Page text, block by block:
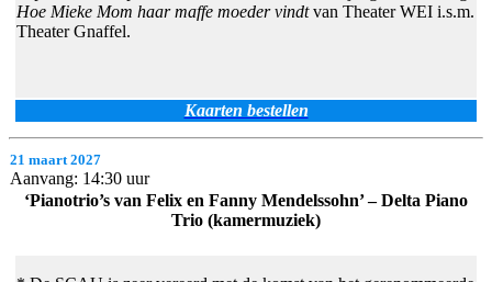
Hoe Mieke Mom haar maffe moeder vindtvan Theater WEI i.s.m.
Theater Gnaffel.
Kaarten bestellen
21 maart 2027
Aanvang: 14:30 uur
‘Pianotrio’s van Felix en Fanny Mendelssohn’ – Delta Piano
Trio (kamermuziek)